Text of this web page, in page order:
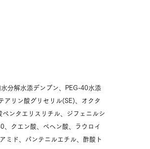
分解水添デンプン、PEG-40水添
アリン酸グリセリル(SE)、オクタ
ンタエリスリチル、ジフェニルシ
、クエン酸、ベヘン酸、ラウロイ
ミド、パンテニルエチル、酢酸ト